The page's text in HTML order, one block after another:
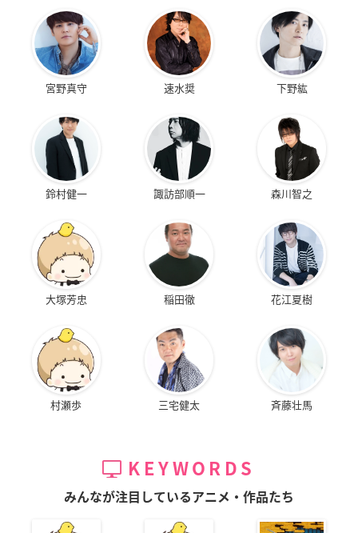
宮野真守 速水奨 下野紘
鈴村健一 諏訪部順一 森川智之
大塚芳忠 稲田徹 花江夏樹
村瀬歩 三宅健太 斉藤壮馬
KEYWORDS
みんなが注目しているアニメ・作品たち